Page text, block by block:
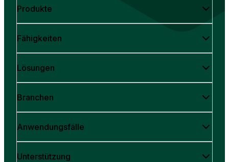
Produkte
Fähigkeiten
Lösungen
Branchen
Anwendungsfälle
Unterstützung